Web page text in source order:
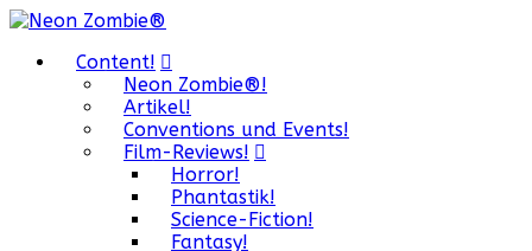
Content!
Neon Zombie®!
Artikel!
Conventions und Events!
Film-Reviews!
Horror!
Phantastik!
Science-Fiction!
Fantasy!